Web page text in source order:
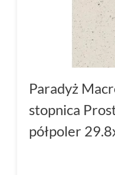
Paradyż
stopnica
półpoler